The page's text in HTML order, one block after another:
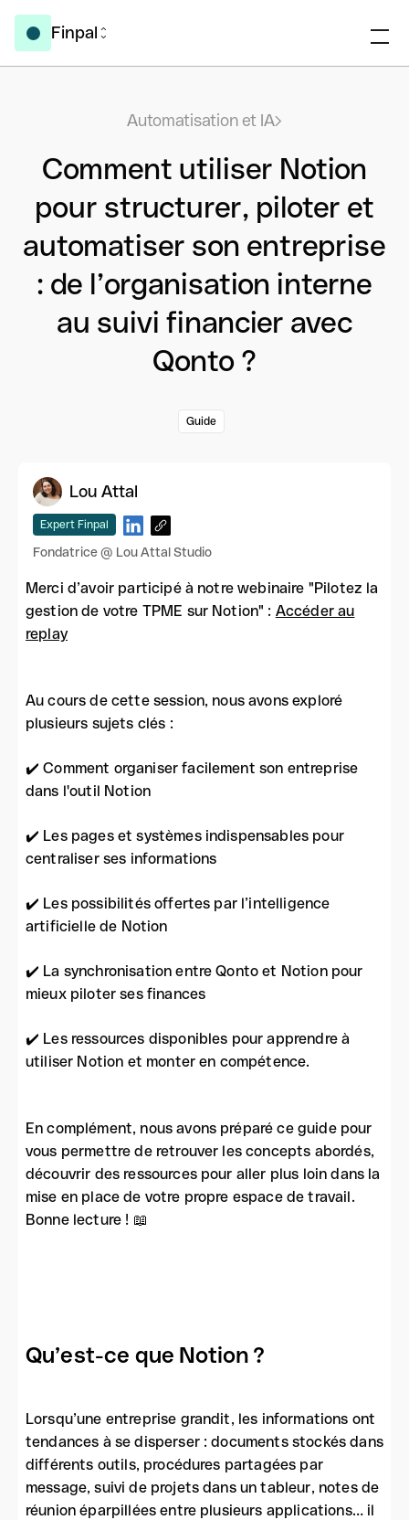
Finpal
Automatisation et IA
Comment utiliser Notion
pour structurer, piloter et
automatiser son entreprise
: de l’organisation interne
au suivi financier avec
Qonto ?
Guide
Lou Attal
Expert Finpal
Fondatrice @ Lou Attal Studio
Merci d’avoir participé à notre webinaire "Pilotez la
gestion de votre TPME sur Notion" : Accéder au
replay
Au cours de cette session, nous avons exploré
plusieurs sujets clés :
✔️ Comment organiser facilement son entreprise
dans l'outil Notion
✔️ Les pages et systèmes indispensables pour
centraliser ses informations
✔️ Les possibilités offertes par l’intelligence
artificielle de Notion
✔️ La synchronisation entre Qonto et Notion pour
mieux piloter ses finances
✔️ Les ressources disponibles pour apprendre à
utiliser Notion et monter en compétence.
En complément, nous avons préparé ce guide pour
vous permettre de retrouver les concepts abordés,
découvrir des ressources pour aller plus loin dans la
mise en place de votre propre espace de travail.
Bonne lecture ! 📖
Qu’est-ce que Notion ?
Lorsqu’une entreprise grandit, les informations ont
tendances à se disperser : documents stockés dans
différents outils, procédures partagées par
message, suivi de projets dans un tableur, notes de
réunion éparpillées entre plusieurs applications… il